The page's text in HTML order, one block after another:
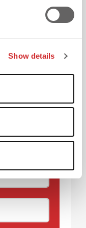
Show details